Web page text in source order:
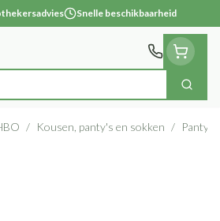
Snelle beschikbaarheid
Zoek
/ Kousen, panty's en sokken / Panty's